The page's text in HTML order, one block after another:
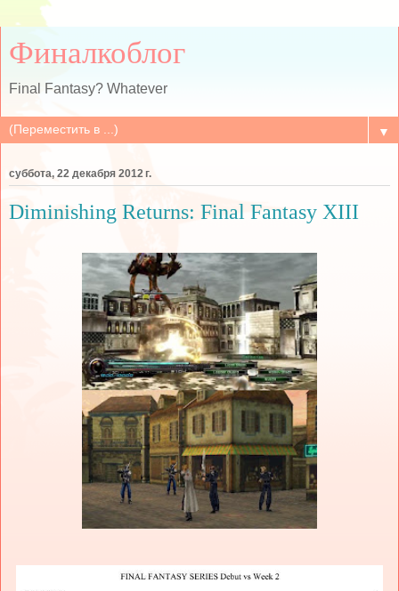
Финалкоблог
Final Fantasy? Whatever
▼
суббота, 22 декабря 2012 г.
Diminishing Returns: Final Fantasy XIII